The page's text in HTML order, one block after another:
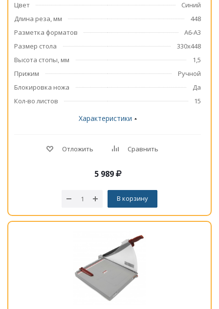
Цвет
Синий
Длина реза, мм
448
Разметка форматов
А6-А3
Размер стола
330х448
Высота стопы, мм
1,5
Прижим
Ручной
Блокировка ножа
Да
Кол-во листов
15
Характеристики
Отложить Сравнить
5 989
В корзину